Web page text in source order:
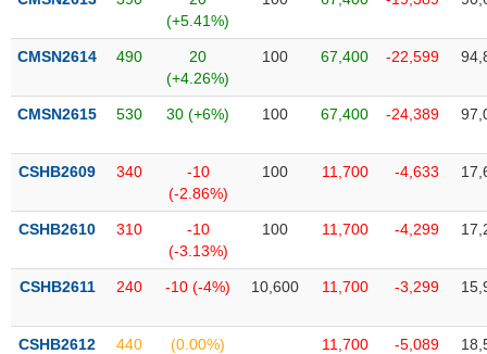
(+5.41%)
CMSN2614 490
20
(+4.26%)
100 67,400 -22,599
CMSN2615 530 30 (+6%) 100 67,400 -24,389
CSHB2609 340
-10
(-2.86%)
100 11,700 -4,633
CSHB2610 310
-10
(-3.13%)
100 11,700 -4,299
CSHB2611 240 -10 (-4%) 10,600 11,700 -3,299
CSHB2612 440 (0.00%) 11,700 -5,089
SÓC
KHỎE
CÔNG
THÔNG